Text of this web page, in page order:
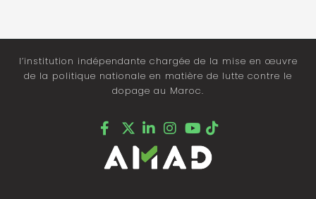
l’institution indépendante chargée de la mise en œuvre
de la politique nationale en matière de lutte contre le
dopage au Maroc.